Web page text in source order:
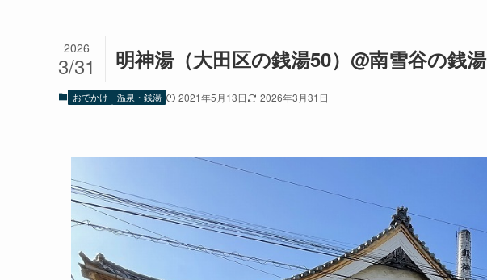
明神湯（大田区の銭湯50）@南雪谷の銭湯
2026
3/31
おでかけ 温泉・銭湯 2021年5月13日 2026年3月31日